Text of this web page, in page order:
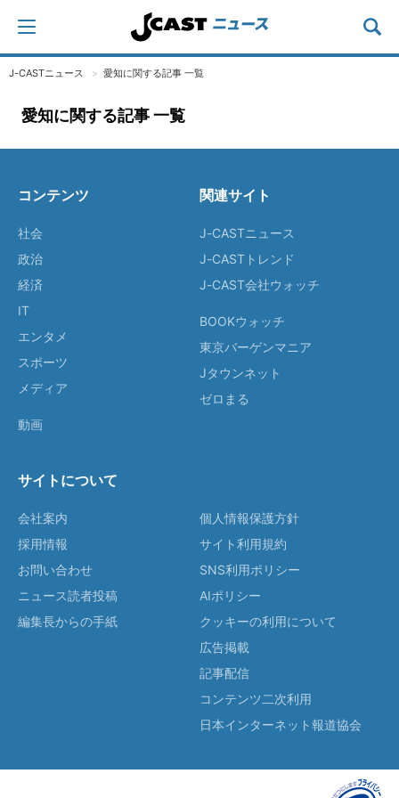
J-CASTニュース 愛知に関する記事 一覧
愛知に関する記事 一覧
コンテンツ
社会
政治
経済
IT
エンタメ
スポーツ
メディア
動画
関連サイト
J-CASTニュース
J-CASTトレンド
J-CAST会社ウォッチ
BOOKウォッチ
東京バーゲンマニア
Jタウンネット
ゼロまる
サイトについて
会社案内
採用情報
お問い合わせ
ニュース読者投稿
編集長からの手紙
個人情報保護方針
サイト利用規約
SNS利用ポリシー
AIポリシー
クッキーの利用について
広告掲載
記事配信
コンテンツ二次利用
日本インターネット報道協会